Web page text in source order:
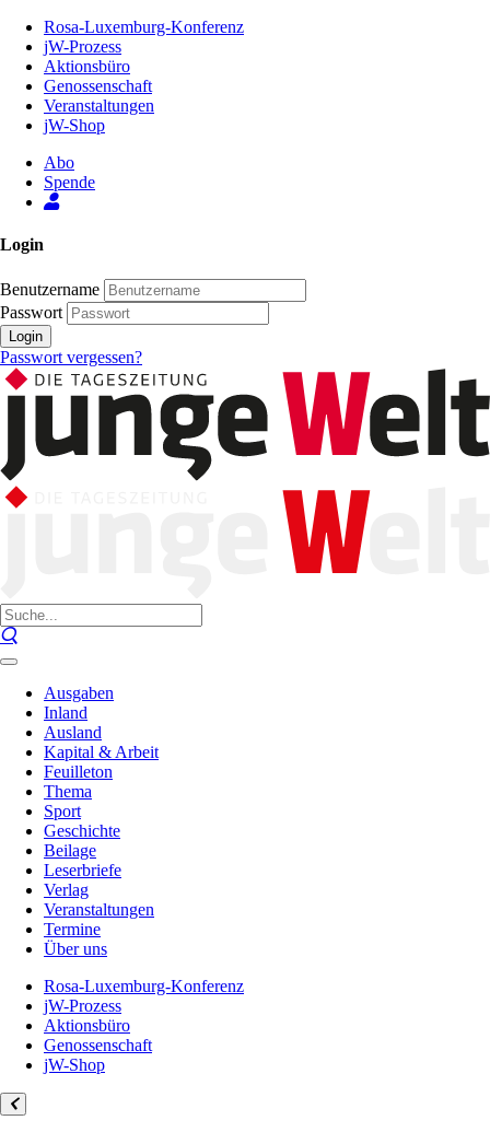
Inhalt
Seite
Rosa-Luxemburg-Konferenz
jW-Prozess
Aktionsbüro
Genossenschaft
Veranstaltungen
jW-Shop
Abo
Spende
Login
Benutzername
Passwort
Login
Passwort vergessen?
Ausgaben
Inland
Ausland
Kapital & Arbeit
Feuilleton
Thema
Sport
Geschichte
Beilage
Leserbriefe
Verlag
Veranstaltungen
Termine
Über uns
Rosa-Luxemburg-Konferenz
jW-Prozess
Aktionsbüro
Genossenschaft
jW-Shop